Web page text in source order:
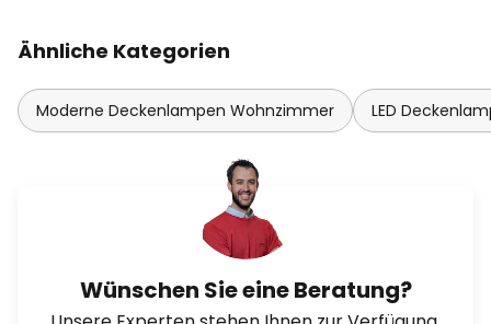
Ähnliche Kategorien
Moderne Deckenlampen Wohnzimmer LED
Wünschen Sie eine Beratung?